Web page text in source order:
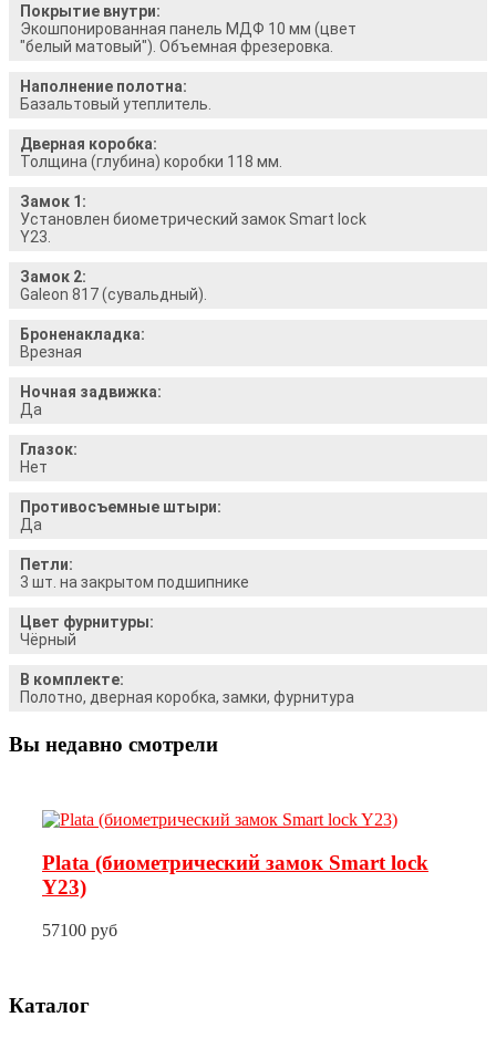
Покрытие внутри:
Экошпонированная панель МДФ 10 мм (цвет
"белый матовый"). Объемная фрезеровка.
Наполнение полотна:
Базальтовый утеплитель.
Дверная коробка:
Толщина (глубина) коробки 118 мм.
Замок 1:
Установлен биометрический замок Smart lock
Y23.
Замок 2:
Galeon 817 (сувальдный).
Броненакладка:
Врезная
Ночная задвижка:
Да
Глазок:
Нет
Противосъемные штыри:
Да
Петли:
3 шт. на закрытом подшипнике
Цвет фурнитуры:
Чёрный
В комплекте:
Полотно, дверная коробка, замки, фурнитура
Вы недавно смотрели
Plata (биометрический замок Smart lock
Y23)
57100 руб
Каталог